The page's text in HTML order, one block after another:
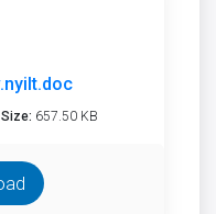
Size: 657.50 KB